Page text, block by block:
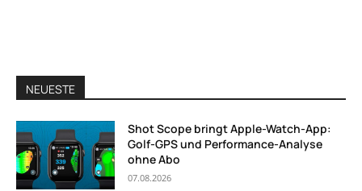
NEUESTE
Shot Scope bringt Apple-Watch-App:
Golf-GPS und Performance-Analyse
ohne Abo
07.08.2026